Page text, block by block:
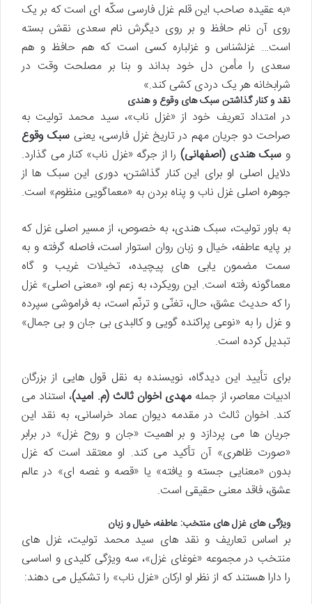
«به عقیده صاحب این قلم غزل فارسی سکّه ای است که بر یک
روی آن نام حافظ و بر روی دیگرش نام سعدی نقش بسته
است… غزلشناس و غزلباره کسی است که هم حافظ و هم
سعدی را مأمن دل خود بداند و بنا بر مصلحت وقت در
شرابخانه هر یک دردی کشی کند.»
نقد و کنار گذاشتن سبک های وقوع و هندی
در امتداد تعریف خود از «غزل ناب»، سید محمد تولیت به
صراحت دو جریان مهم در تاریخ غزل فارسی، یعنی سبک وقوع
و سبک هندی (اصفهانی)را از جرگه «غزل ناب» کنار می گذارد.
دلایل اصلی او برای این کنار گذاشتن، دوری این سبک ها از
جوهره اصلی غزل ناب و پناه بردن به «معماگویی منظوم» است.
به باور تولیت، سبک هندی، به خصوص، از مسیر اصلی غزل که
بر پایه عاطفه، خیال و زبان روان استوار است، فاصله گرفته و به
سمت مضمون یابی های پیچیده، تخیلات غریب و گاه
معماگونه رفته است. این رویکرد، به زعم او، «معنی اصلی» غزل
را که حدیث عشق، حال، تغنّی و ترنّم است، به فراموشی سپرده
و غزل را به «نوعی پراکنده گویی و کالبدی بی جان و بی جمال»
تبدیل کرده است.
برای تأیید این دیدگاه، نویسنده به نقل قول هایی از بزرگان
ادبیات معاصر، از جمله مهدی اخوان ثالث (م. امید)، استناد می
کند. اخوان ثالث در مقدمه دیوان عماد خراسانی، به نقد این
جریان ها می پردازد و بر اهمیت «جان و روح غزل» در برابر
«صورت ظاهری» آن تأکید می کند. او معتقد است که غزل
بدون «معنایی جسته و یافته» یا «قصه و غصه ای» در عالم
عشق، فاقد معنی حقیقی است.
ویژگی های غزل های منتخب: عاطفه، خیال و زبان
بر اساس تعاریف و نقد های سید محمد تولیت، غزل های
منتخب در مجموعه «غوغای غزل»، سه ویژگی کلیدی و اساسی
را دارا هستند که از نظر او ارکان «غزل ناب» را تشکیل می دهند: